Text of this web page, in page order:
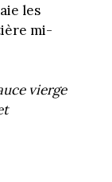
les
mi-
vierge